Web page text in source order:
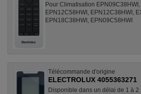
Pour Climatisation EPN09C38HWI,
EPN12C58HWI, EPN12C38HWI,
EPN18C38HWI, EPN09C58HWI
Télécommande d'origine
ELECTROLUX 4055363271
Disponible dans un délai de 1 à 2